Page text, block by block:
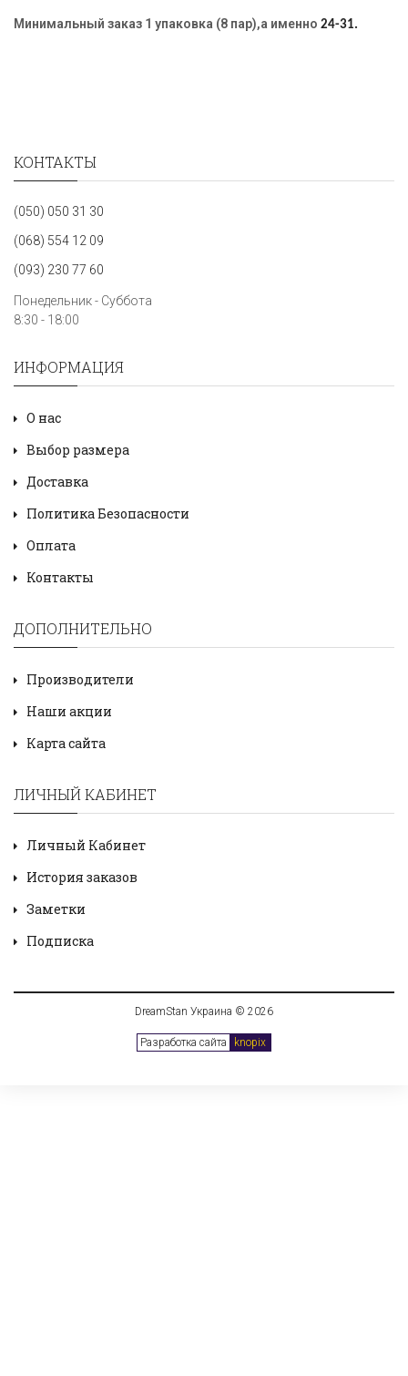
Минимальный заказ 1 упаковка (8 пар),а именно 24-31.
КОНТАКТЫ
(050) 050 31 30
(068) 554 12 09
(093) 230 77 60
Понедельник - Суббота
8:30 - 18:00
ИНФОРМАЦИЯ
О нас
Выбор размера
Доставка
Политика Безопасности
Оплата
Контакты
ДОПОЛНИТЕЛЬНО
Производители
Наши акции
Карта сайта
ЛИЧНЫЙ КАБИНЕТ
Личный Кабинет
История заказов
Заметки
Подписка
DreamStan Украина © 2026
Разработка сайта knopix